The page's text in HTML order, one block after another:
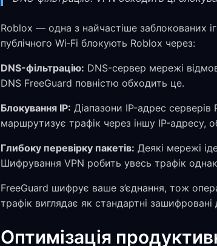
Roblox — одна з найчастіше заблокованих
публічного Wi‑Fi блокують Roblox через:
DNS-фільтрацію: DNS-сервер мережі
DNS FreeGuard повністю обходить це.
Блокування IP: Діапазони IP-адрес
маршрутизує трафік через іншу IP-адресу,
Глибоку перевірку пакетів: Деякі мережі
Шифрування VPN робить увесь трафік
FreeGuard шифрує ваше з’єднання, тож
трафік виглядає як стандартні зашифровані
Оптимізація